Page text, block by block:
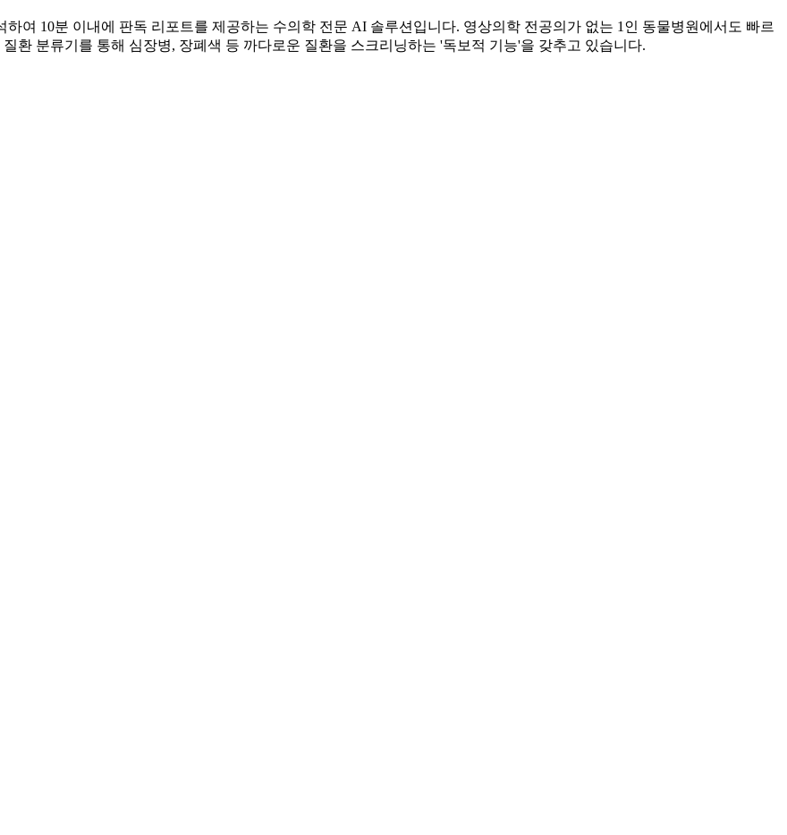
여 10분 이내에 판독 리포트를 제공하는 수의학 전문 AI 솔루션입니다. 영상의학 전공의가 없는 1인 동물병원에서도 빠르
환 분류기를 통해 심장병, 장폐색 등 까다로운 질환을 스크리닝하는 '독보적 기능'을 갖추고 있습니다.